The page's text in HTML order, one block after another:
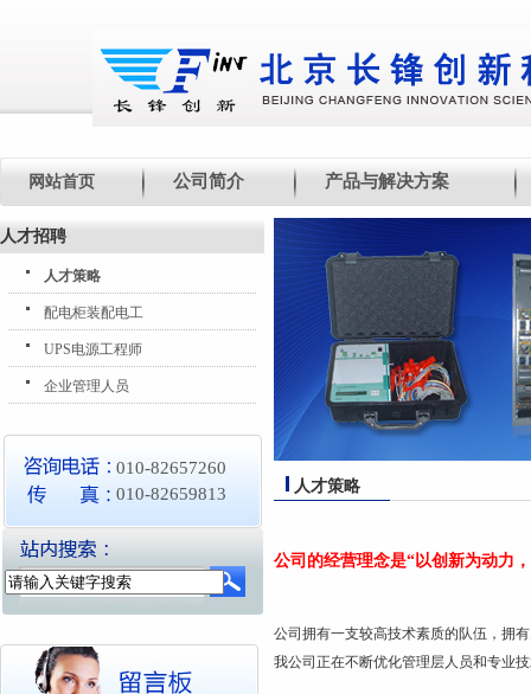
网站首页 公司简介 产品与解决方案
人才招聘
人才策略
配电柜装配电工
UPS电源工程师
企业管理人员
010-82657260
010-82659813
人才策略
公司的经营理念是“以创新为动力
公司拥有一支较高技术素质的队伍，拥
我公司正在不断优化管理层人员和专业